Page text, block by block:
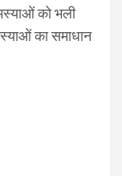
को भली
का समाधान